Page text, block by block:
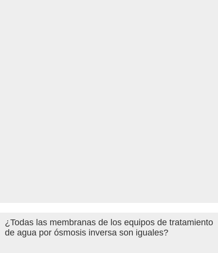
¿Todas las membranas de los equipos de tratamiento
de agua por ósmosis inversa son iguales?